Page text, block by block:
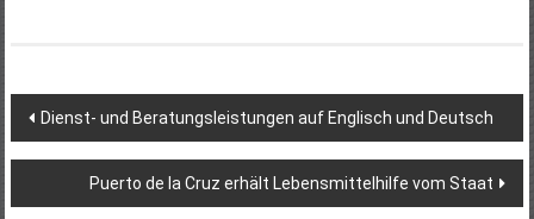
Beitragsnavigation
Dienst- und Beratungsleistungen auf Englisch und Deutsch
Puerto de la Cruz erhält Lebensmittelhilfe vom Staat